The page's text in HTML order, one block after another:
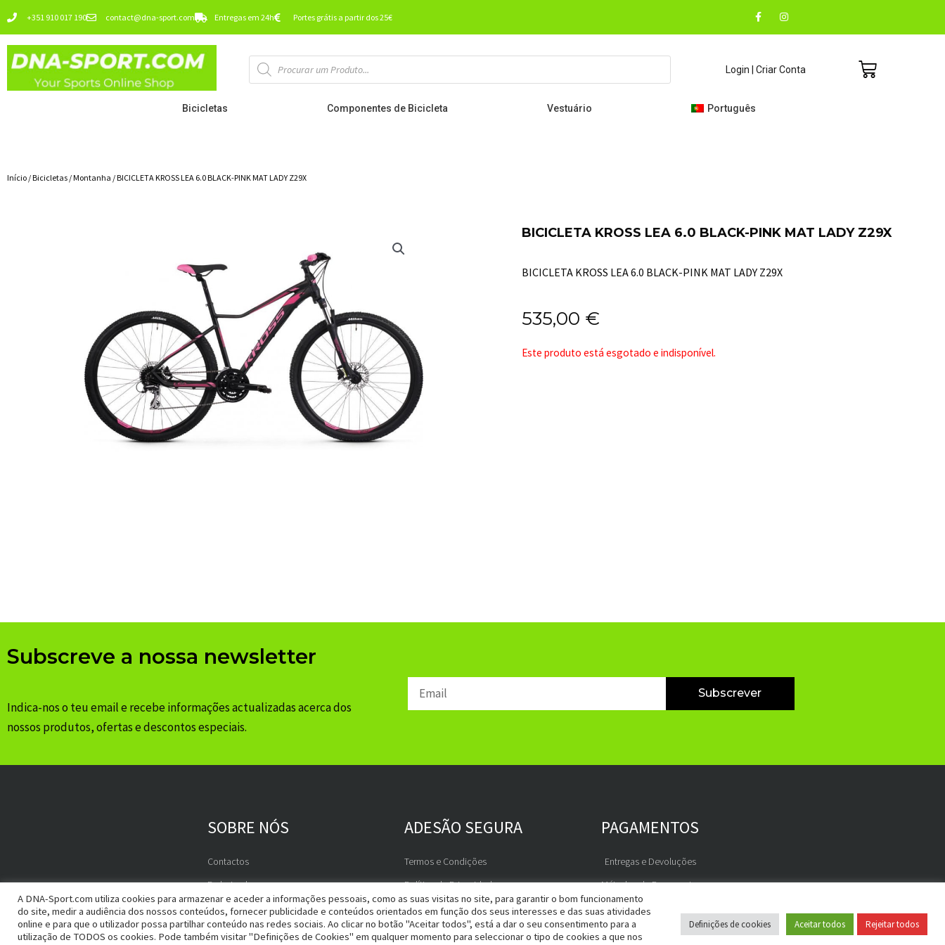
conteúdo
+351 910 017 190 contact@dna-sport.com Entregas em 24h Portes grátis a partir dos 25€ F
a
o
I
n
r
Pesquisa
de
produtos
Login | Criar Conta Carrinho
Bicicletas Componentes de Bicicleta Vestuário Português
Início / Bicicletas / Montanha / BICICLETA KROSS LEA 6.0 BLACK-PINK MAT LADY Z29X
BICICLETA KROSS LEA 6.0 BLACK-PINK MAT LADY Z29X
BICICLETA KROSS LEA 6.0 BLACK-PINK MAT LADY Z29X
535,00 €
Este produto está esgotado e indisponível.
Subscreve a nossa newsletter
Indica-nos o teu email e recebe informações actualizadas acerca dos
nossos produtos, ofertas e descontos especiais.
Email Subscrever
SOBRE NÓS
Contactos
Embaixadores
ADESÃO SEGURA
Termos e Condições
Política de Privacidade
RGPD
Livro de Reclamações
PAGAMENTOS
Entregas e Devoluções
Métodos de Pagamento
A DNA-Sport.com utiliza cookies para armazenar e aceder a informações pessoais, como as suas visitas no site, para garantir o bom funcionamento
do site, medir a audiência dos nossos conteúdos, fornecer publicidade e conteúdos orientados em função dos seus interesses e das suas atividades
online e para que o utilizador possa partilhar conteúdo nas redes sociais. Ao clicar no botão "Aceitar todos", está a dar o seu consentimento para a
utilização de TODOS os cookies. Pode também visitar "Definições de Cookies" em qualquer momento para seleccionar o tipo de cookies a que nos
Definições de cookies Aceitar todos Rejeitar todos